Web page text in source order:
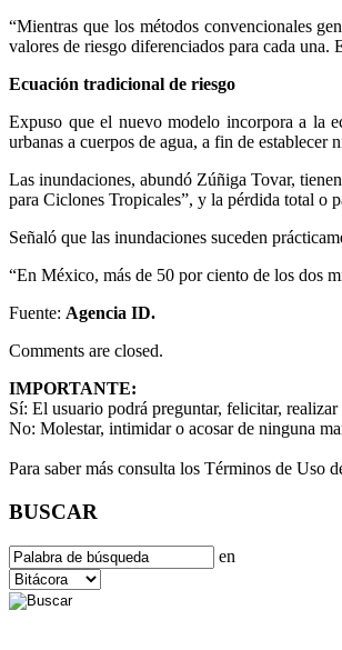
“Mientras que los métodos convencionales
valores de riesgo diferenciados para cada
Ecuación tradicional de riesgo
Expuso que el nuevo modelo incorpora a la
urbanas a cuerpos de agua, a fin de
Las inundaciones, abundó Zúñiga Tovar,
para Ciclones Tropicales”, y la pérdida total o
Señaló que las inundaciones suceden
“En México, más de 50 por ciento de los dos
Fuente: Agencia ID.
Comments are closed.
IMPORTANTE:
Sí: El usuario podrá preguntar, felicitar,
No: Molestar, intimidar o acosar de ninguna
Para saber más consulta los Términos de Uso
BUSCAR
en